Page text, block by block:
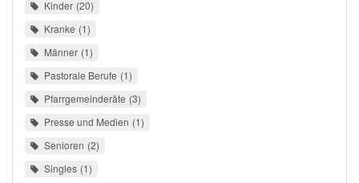
Kinder 20
Kranke 1
Männer 1
Pastorale Berufe 1
Pfarrgemeinderäte 3
Presse und Medien 1
Senioren 2
Singles 1